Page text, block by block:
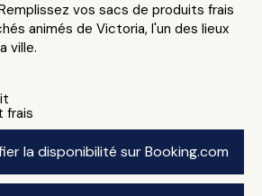
vos sacs de produits frais
animés de Victoria, l'un des lieux
ville.
frais
la disponibilité sur Booking.com